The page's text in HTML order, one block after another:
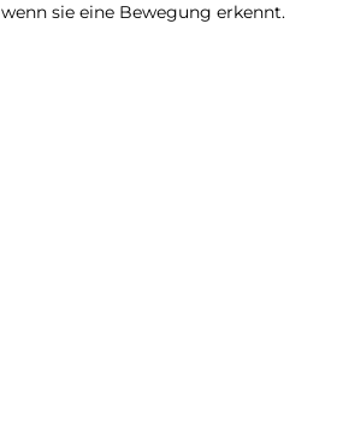
wenn sie eine Bewegung erkennt.